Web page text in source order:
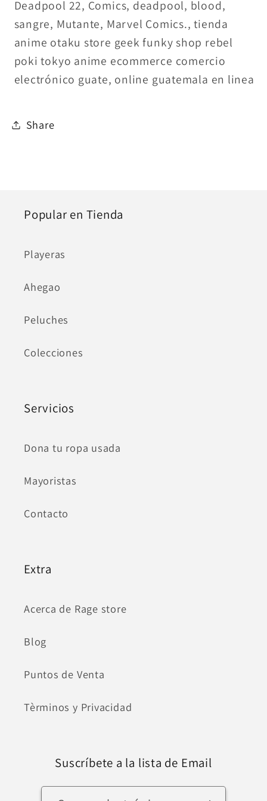
Deadpool 22, Comics, deadpool, blood,
sangre, Mutante, Marvel Comics., tienda
anime otaku store geek funky shop rebel
poki tokyo anime ecommerce comercio
electrónico guate, online guatemala en linea
Share
Popular en Tienda
Playeras
Ahegao
Peluches
Colecciones
Servicios
Dona tu ropa usada
Mayoristas
Contacto
Extra
Acerca de Rage store
Blog
Puntos de Venta
Tèrminos y Privacidad
Suscríbete a la lista de Email